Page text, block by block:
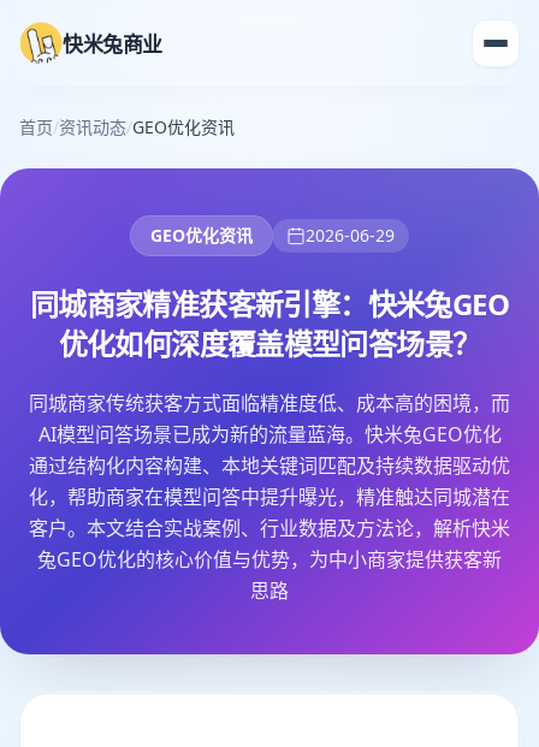
快米兔商业
首页/资讯动态/GEO优化资讯
GEO优化资讯 2026-06-29
同城商家精准获客新引擎：快米兔GEO
优化如何深度覆盖模型问答场景？
同城商家传统获客方式面临精准度低、成本高的困境，而
AI模型问答场景已成为新的流量蓝海。快米兔GEO优化
通过结构化内容构建、本地关键词匹配及持续数据驱动优
化，帮助商家在模型问答中提升曝光，精准触达同城潜在
客户。本文结合实战案例、行业数据及方法论，解析快米
兔GEO优化的核心价值与优势，为中小商家提供获客新
思路